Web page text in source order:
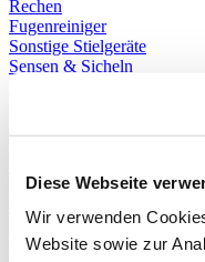
Diese Webseite
Wir verwenden
Website sowie zur
Rechen
Fugenreiniger
Sonstige Stielgeräte
Sensen & Sicheln
Sägen
Messer
Kleingeräte